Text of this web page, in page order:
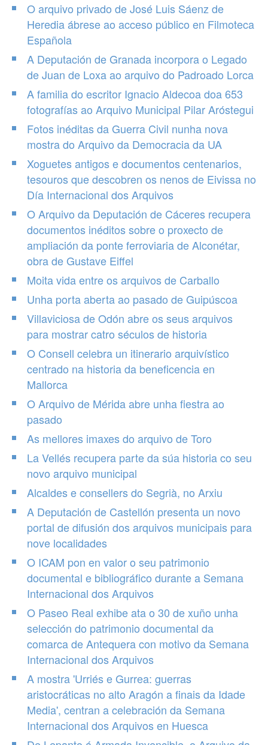
O arquivo privado de José Luis Sáenz de
Heredia ábrese ao acceso público en Filmoteca
Española
A Deputación de Granada incorpora o Legado
de Juan de Loxa ao arquivo do Padroado Lorca
A familia do escritor Ignacio Aldecoa doa 653
fotografías ao Arquivo Municipal Pilar Aróstegui
Fotos inéditas da Guerra Civil nunha nova
mostra do Arquivo da Democracia da UA
Xoguetes antigos e documentos centenarios,
tesouros que descobren os nenos de Eivissa no
Día Internacional dos Arquivos
O Arquivo da Deputación de Cáceres recupera
documentos inéditos sobre o proxecto de
ampliación da ponte ferroviaria de Alconétar,
obra de Gustave Eiffel
Moita vida entre os arquivos de Carballo
Unha porta aberta ao pasado de Guipúscoa
Villaviciosa de Odón abre os seus arquivos
para mostrar catro séculos de historia
O Consell celebra un itinerario arquivístico
centrado na historia da beneficencia en
Mallorca
O Arquivo de Mérida abre unha fiestra ao
pasado
As mellores imaxes do arquivo de Toro
La Vellés recupera parte da súa historia co seu
novo arquivo municipal
Alcaldes e consellers do Segrià, no Arxiu
A Deputación de Castellón presenta un novo
portal de difusión dos arquivos municipais para
nove localidades
O ICAM pon en valor o seu patrimonio
documental e bibliográfico durante a Semana
Internacional dos Arquivos
O Paseo Real exhibe ata o 30 de xuño unha
selección do patrimonio documental da
comarca de Antequera con motivo da Semana
Internacional dos Arquivos
A mostra 'Urriés e Gurrea: guerras
aristocráticas no alto Aragón a finais da Idade
Media', centran a celebración da Semana
Internacional dos Arquivos en Huesca